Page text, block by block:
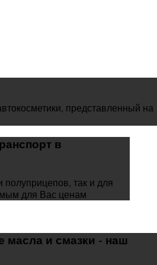
представленный на
в
полуприцепов, так и для
для Вас ценам
масла и смазки - наш